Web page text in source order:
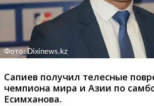
Фото: Dixinews.kz
Сапиев получил телесные
чемпиона мира и Азии по
Есимханова.